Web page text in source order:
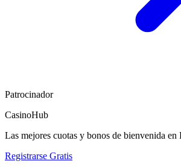
Patrocinador
CasinoHub
Las mejores cuotas y bonos de bienvenida en
Registrarse Gratis